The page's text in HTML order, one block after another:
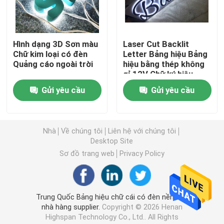
Chữ acrylic dẫn
dấu hiệu neon tùy chỉnh
Bảng hiệu đèn neon
Dấu hiệu chữ acrylic
Dấu hiệu mặt tiền cửa hàng
Hình dạng 3D Sơn màu
Chữ kim loại có đèn
Quảng cáo ngoài trời
Gửi yêu cầu
Laser Cut Backlit
Letter Bảng hiệu Bảng
hiệu bằng thép không
gỉ 12V Chữ ký hiệu
bằng thép không gỉ
Gửi yêu cầu
Nhà Về chúng tôi
Liên hệ với chúng tôi
Desktop Site
Sơ đồ trang web
Privacy Policy
Trung Quốc Bảng hiệu chữ cái có đèn nền Led
nhà hàng supplier. Copyright © 2026 Henan
Highspan Technology Co., Ltd.. All Rights